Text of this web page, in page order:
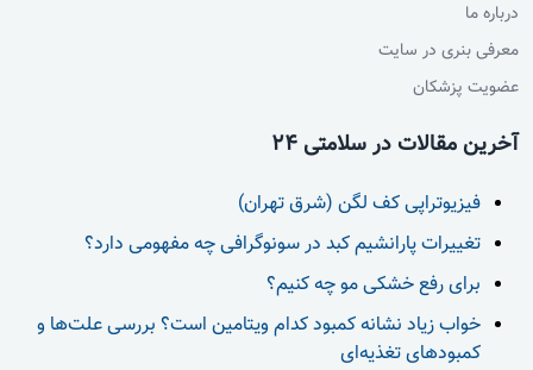
درباره ما
معرفی بنری در سایت
عضویت پزشکان
آخرین مقالات در سلامتی 24
فیزیوتراپی کف لگن (شرق تهران)
تغییرات پارانشیم کبد در سونوگرافی چه مفهومی دارد؟
برای رفع خشکی مو چه کنیم؟
خواب زیاد نشانه کمبود کدام ویتامین است؟ بررسی علت‌ها و
کمبودهای تغذیه‌ای